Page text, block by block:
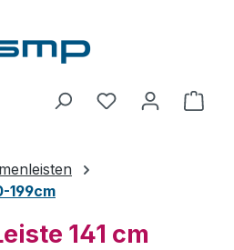
199cm
141 cm